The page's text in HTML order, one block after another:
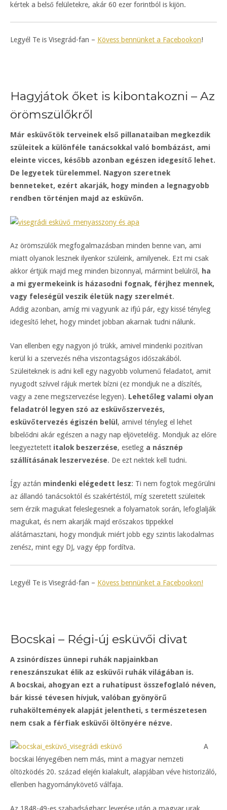
kértek a belső felületekre, akár 60 ezer forintból is kijön.
Legyél Te is Visegrád-fan – Kövess bennünket a Facebookon!
Hagyjátok őket is kibontakozni – Az
örömszülőkről
Már esküvőtök terveinek első pillanataiban megkezdik
szüleitek a különféle tanácsokkal való bombázást, ami
eleinte vicces, később azonban egészen idegesítő lehet.
De legyetek türelemmel. Nagyon szeretnek
benneteket, ezért akarják, hogy minden a legnagyobb
rendben történjen majd az esküvőn.
Az örömszülők megfogalmazásban minden benne van, ami
miatt olyanok lesznek ilyenkor szüleink, amilyenek. Ezt mi csak
akkor értjük majd meg minden bizonnyal, mármint belülről, ha
a mi gyermekeink is házasodni fognak, férjhez mennek,
vagy feleségül veszik életük nagy szerelmét.
Addig azonban, amíg mi vagyunk az ifjú pár, egy kissé tényleg
idegesítő lehet, hogy mindet jobban akarnak tudni nálunk.
Van ellenben egy nagyon jó trükk, amivel mindenki pozitívan
kerül ki a szervezés néha viszontagságos időszakából.
Szüleiteknek is adni kell egy nagyobb volumenű feladatot, amit
nyugodt szívvel rájuk mertek bízni (ez mondjuk ne a díszítés,
vagy a zene megszervezése legyen). Lehetőleg valami olyan
feladatról legyen szó az esküvőszervezés,
esküvőtervezés égiszén belül , amivel tényleg el lehet
bíbelődni akár egészen a nagy nap eljöveteléig. Mondjuk az előre
leegyeztetett italok beszerzése, esetleg a násznép
szállításának leszervezése. De ezt nektek kell tudni.
Így aztán mindenki elégedett lesz: Ti nem fogtok megőrülni
az állandó tanácsoktól és szakértéstől, míg szeretett szüleitek
sem érzik magukat feleslegesnek a folyamatok során, lefoglalják
magukat, és nem akarják majd erőszakos tippekkel
alátámasztani, hogy mondjuk miért jobb egy szintis lakodalmas
zenész, mint egy DJ, vagy épp fordítva.
Legyél Te is Visegrád-fan – Kövess bennünket a Facebookon!
Bocskai – Régi-új esküvői divat
A zsinórdíszes ünnepi ruhák napjainkban
reneszánszukat élik az esküvői ruhák világában is.
A bocskai, ahogyan ezt a ruhatípust összefoglaló néven,
bár kissé tévesen hívjuk, valóban gyönyörű
ruhaköltemények alapját jelentheti, s természetesen
nem csak a férfiak esküvői öltönyére nézve.
A
bocskai lényegében nem más, mint a magyar nemzeti
öltözködés 20. század elején kialakult, alapjában véve historizáló,
ellenben hagyománykövető válfaja.
Az 1848-49-es szabadságharc leverése után a magyar urak